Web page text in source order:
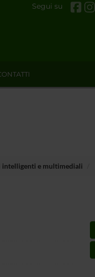
Segui su
intelligenti e multimediali